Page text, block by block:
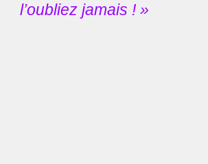
l’oubliez jamais ! »